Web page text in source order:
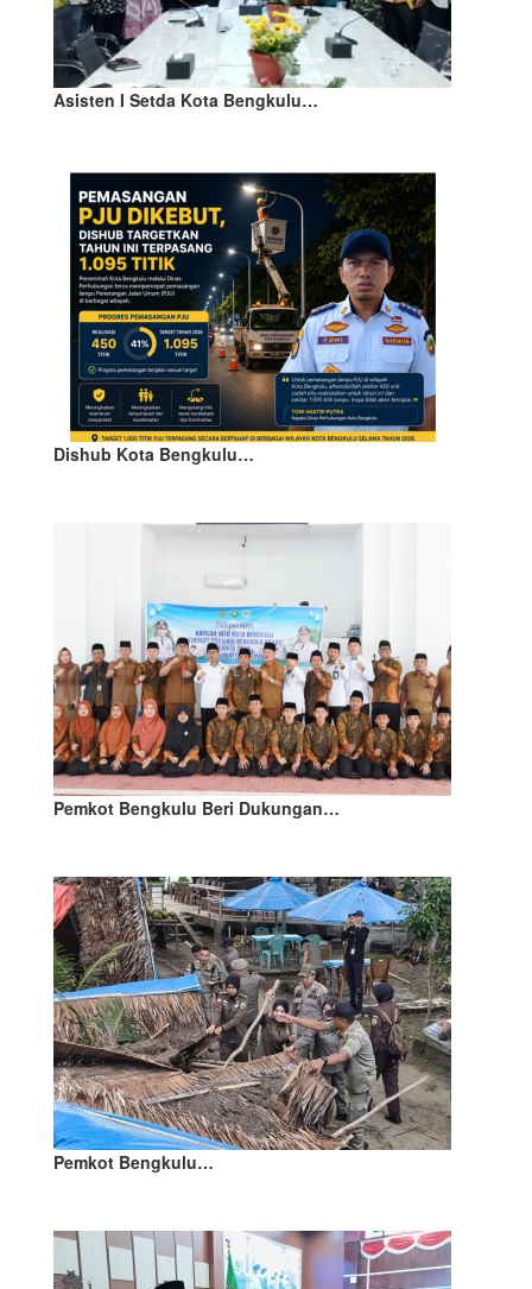
Asisten I Setda Kota Bengkulu…
Dishub Kota Bengkulu…
Pemkot Bengkulu Beri Dukungan…
Pemkot Bengkulu…